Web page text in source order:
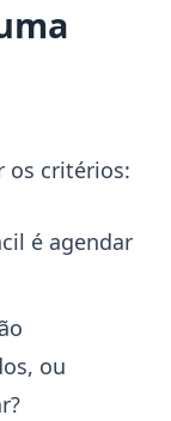
os critérios:
é agendar
ou